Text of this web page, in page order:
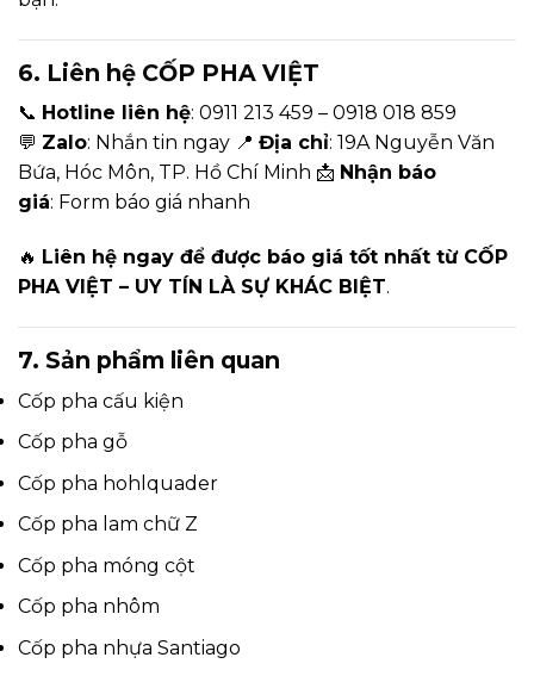
6. Liên hệ CỐP PHA VIỆT
📞 Hotline liên hệ: 0911 213 459 – 0918 018 859
💬 Zalo: Nhắn tin ngay 📍 Địa chỉ: 19A Nguyễn Văn
Bứa, Hóc Môn, TP. Hồ Chí Minh 📩 Nhận báo
giá: Form báo giá nhanh
🔥 Liên hệ ngay để được báo giá tốt nhất từ CỐP
PHA VIỆT – UY TÍN LÀ SỰ KHÁC BIỆT.
7. Sản phẩm liên quan
Cốp pha cấu kiện
Cốp pha gỗ
Cốp pha hohlquader
Cốp pha lam chữ Z
Cốp pha móng cột
Cốp pha nhôm
Cốp pha nhựa Santiago